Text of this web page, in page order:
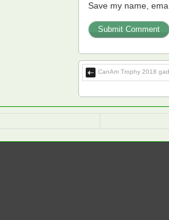
Save my name,
CanAm Trophy 2018